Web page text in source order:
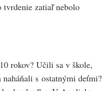
zatiaľ nebolo
rokov? Učili sa v škole,
naháňali s ostatnými deťmi?